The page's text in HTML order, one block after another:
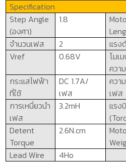
Specification
Step Angle
(องศา)
1.8
จำนวนเฟส 2 แรง
Vref
0.68V
โมเ
ควา
กระแสไฟฟ้า
ที่ใช้
DC 1.7A/
เฟส
ควา
เฟส
การเหนี่ยวนำ
เฟส
3.2mH
แรง
(
Detent
Torque
2.6N.cm
Lead Wire 4Ho